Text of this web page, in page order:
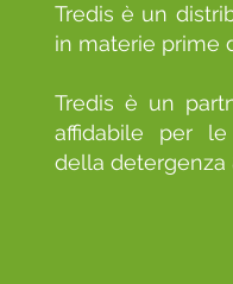
Tredis è un
in materie prime
Tredis è un
affidabile per
della detergenza